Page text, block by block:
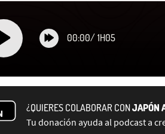
00:00/ 1H05
¿QUIERES COLABORAR CONJAPÓN
Tu donación ayuda al podcast a